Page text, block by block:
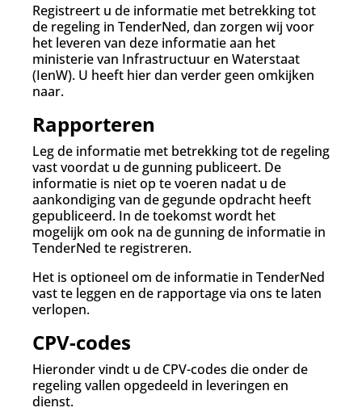
Registreert u de informatie met betrekking tot
de regeling in TenderNed, dan zorgen wij voor
het leveren van deze informatie aan het
ministerie van Infrastructuur en Waterstaat
(IenW). U heeft hier dan verder geen omkijken
naar.
Rapporteren
Leg de informatie met betrekking tot de regeling
vast voordat u de gunning publiceert. De
informatie is niet op te voeren nadat u de
aankondiging van de gegunde opdracht heeft
gepubliceerd. In de toekomst wordt het
mogelijk om ook na de gunning de informatie in
TenderNed te registreren.
Het is optioneel om de informatie in TenderNed
vast te leggen en de rapportage via ons te laten
verlopen.
CPV-codes
Hieronder vindt u de CPV-codes die onder de
regeling vallen opgedeeld in leveringen en
dienst.